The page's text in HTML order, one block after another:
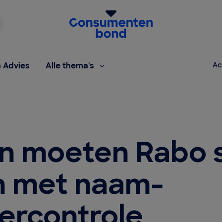
Homepage van de Consumentenbond
Advies Alle thema's
moeten Rabo
met naam-